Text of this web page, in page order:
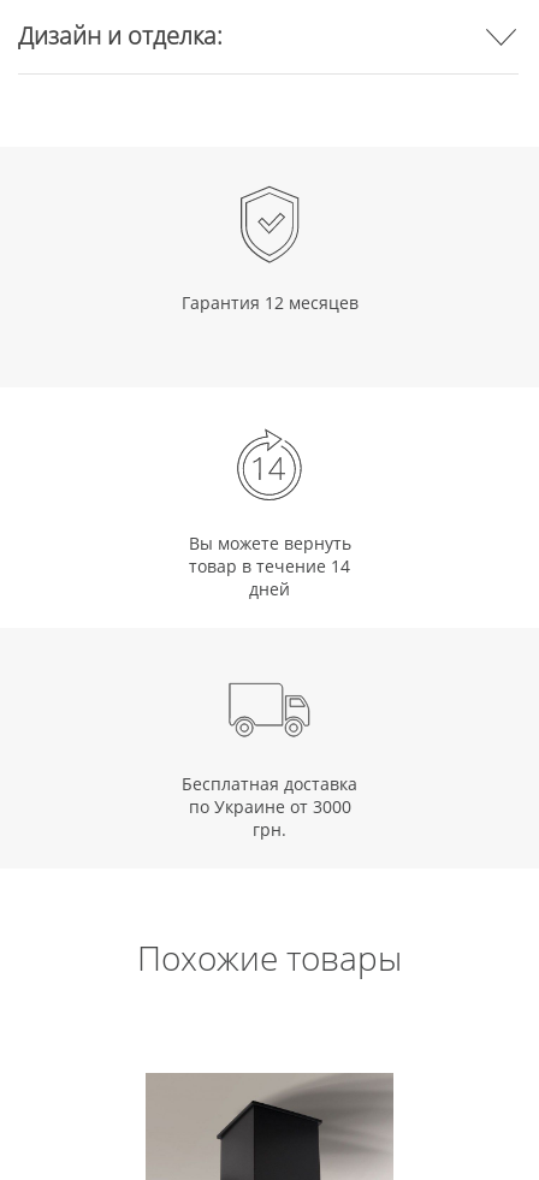
Дизайн и отделка:
Гарантия 12 месяцев
Вы можете вернуть
товар в течение 14
дней
Бесплатная доставка
по Украине от 3000
грн.
Похожие товары